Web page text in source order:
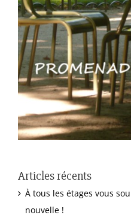
Articles récents
À tous les étages vous
nouvelle !